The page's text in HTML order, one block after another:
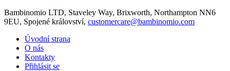
Bambinomio LTD, Staveley Way, Brixworth, Northampton NN6
9EU, Spojené království, customercare@bambinomio.com
Úvodní strana
O nás
Kontakty
Přihlásit se